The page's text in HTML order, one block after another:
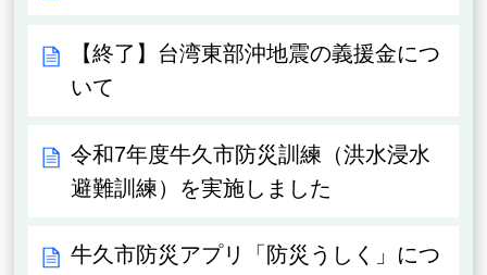
【終了】台湾東部沖地震の義援金につ
いて
令和7年度牛久市防災訓練（洪水浸水
避難訓練）を実施しました
牛久市防災アプリ「防災うしく」につ